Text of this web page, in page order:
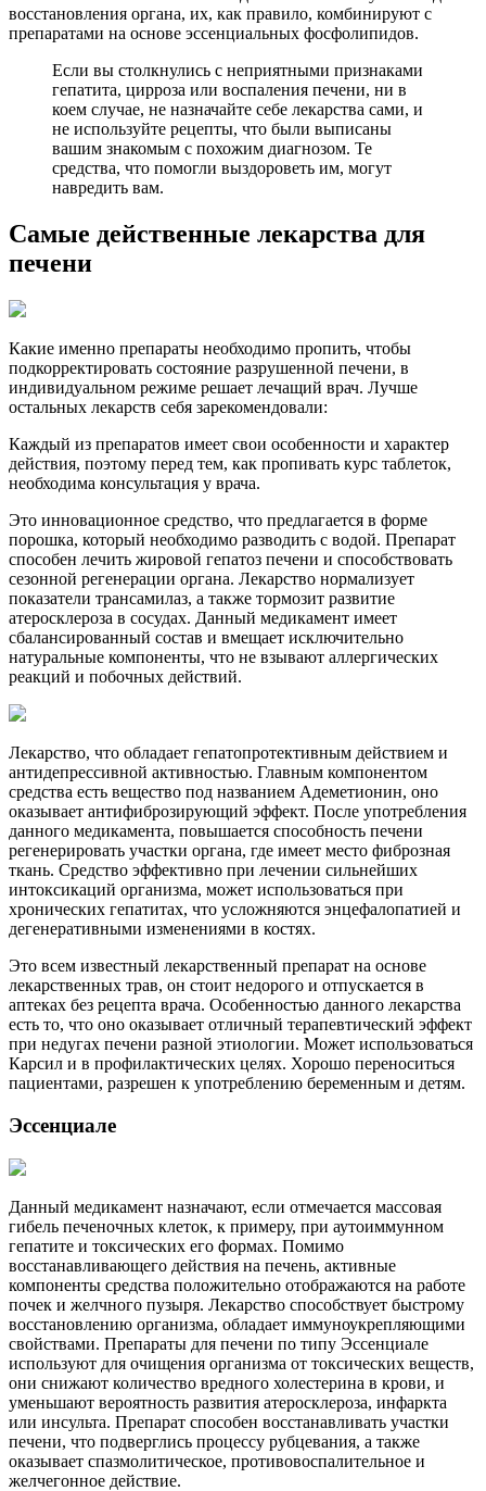
восстановления органа, их, как правило, комбинируют с
препаратами на основе эссенциальных фосфолипидов.
Если вы столкнулись с неприятными признаками
гепатита, цирроза или воспаления печени, ни в
коем случае, не назначайте себе лекарства сами, и
не используйте рецепты, что были выписаны
вашим знакомым с похожим диагнозом. Те
средства, что помогли выздороветь им, могут
навредить вам.
Самые действенные лекарства для
печени
Какие именно препараты необходимо пропить, чтобы
подкорректировать состояние разрушенной печени, в
индивидуальном режиме решает лечащий врач. Лучше
остальных лекарств себя зарекомендовали:
Каждый из препаратов имеет свои особенности и характер
действия, поэтому перед тем, как пропивать курс таблеток,
необходима консультация у врача.
Это инновационное средство, что предлагается в форме
порошка, который необходимо разводить с водой. Препарат
способен лечить жировой гепатоз печени и способствовать
сезонной регенерации органа. Лекарство нормализует
показатели трансамилаз, а также тормозит развитие
атеросклероза в сосудах. Данный медикамент имеет
сбалансированный состав и вмещает исключительно
натуральные компоненты, что не взывают аллергических
реакций и побочных действий.
Лекарство, что обладает гепатопротективным действием и
антидепрессивной активностью. Главным компонентом
средства есть вещество под названием Адеметионин, оно
оказывает антифиброзирующий эффект. После употребления
данного медикамента, повышается способность печени
регенерировать участки органа, где имеет место фиброзная
ткань. Средство эффективно при лечении сильнейших
интоксикаций организма, может использоваться при
хронических гепатитах, что усложняются энцефалопатией и
дегенеративными изменениями в костях.
Это всем известный лекарственный препарат на основе
лекарственных трав, он стоит недорого и отпускается в
аптеках без рецепта врача. Особенностью данного лекарства
есть то, что оно оказывает отличный терапевтический эффект
при недугах печени разной этиологии. Может использоваться
Карсил и в профилактических целях. Хорошо переноситься
пациентами, разрешен к употреблению беременным и детям.
Эссенциале
Данный медикамент назначают, если отмечается массовая
гибель печеночных клеток, к примеру, при аутоиммунном
гепатите и токсических его формах. Помимо
восстанавливающего действия на печень, активные
компоненты средства положительно отображаются на работе
почек и желчного пузыря. Лекарство способствует быстрому
восстановлению организма, обладает иммуноукрепляющими
свойствами. Препараты для печени по типу Эссенциале
используют для очищения организма от токсических веществ,
они снижают количество вредного холестерина в крови, и
уменьшают вероятность развития атеросклероза, инфаркта
или инсульта. Препарат способен восстанавливать участки
печени, что подверглись процессу рубцевания, а также
оказывает спазмолитическое, противовоспалительное и
желчегонное действие.